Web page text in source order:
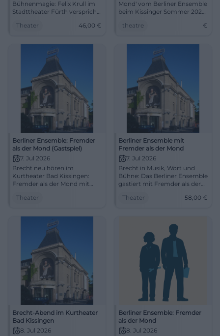
Bühnenmagie: Felix Krull im
Stadttheater Fürth verspricht
auf großer Bühne. Am
#Theater #Fürth
Theater 46,00 €
Mond' vom Berliner Ensemble
beim Kissinger Sommer 2026
theatre
€
Berliner Ensemble: Fremder
als der Mond (Gastspiel)
7. Jul 2026
Brecht neu hören im
Kurtheater Bad Kissingen:
Fremder als der Mond mit
packender Inszenierung. Di.,
Intensives Bühnenerlebnis –
jetzt Plätze sichern!
#BrechtLive
Theater
Berliner Ensemble mit
Fremder als der Mond
7. Jul 2026
Brecht in Musik, Wort und
Bühne: Das Berliner Ensemble
gastiert mit Fremder als der
Kissingen. 07.07.2026, ab 58 €.
Theater 58,00 €
Brecht-Abend im Kurtheater
Bad Kissingen
8. Jul 2026
Berliner Ensemble: Fremder
als der Mond
8. Jul 2026